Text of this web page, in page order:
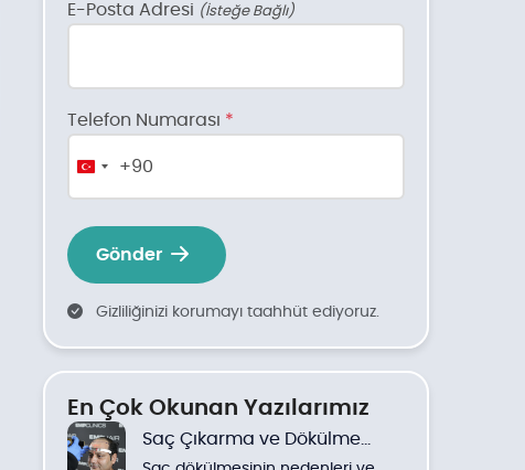
E-Posta Adresi (İsteğe Bağlı)
Telefon Numarası *
Turkey
+90
+90
Gönder
Gizliliğinizi korumayı taahhüt ediyoruz.
En Çok Okunan Yazılarımız
Saç Çıkarma ve Dökülme